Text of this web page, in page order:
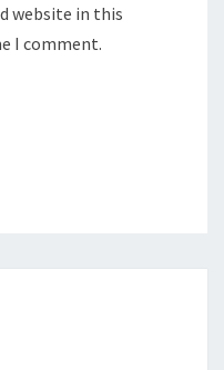
website in this
I comment.